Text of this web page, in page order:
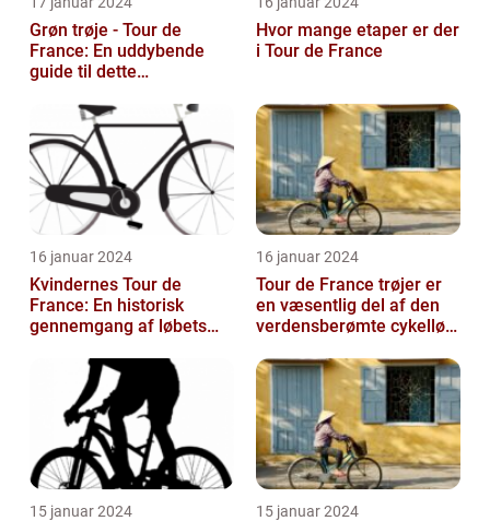
Grøn trøje - Tour de
France: En uddybende
guide til dette
pointkonkurrence
Hvor mange etaper er der
i Tour de France
16 januar 2024
Kvindernes Tour de
France: En historisk
gennemgang af løbets
16 januar 2024
Tour de France trøjer er
en væsentlig del af den
verdensberømte cykelløb,
15 januar 2024 15 januar 2024